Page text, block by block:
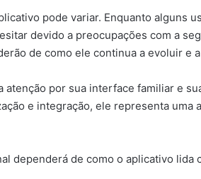
pode variar. Enquanto alguns
devido a preocupações com a
de como ele continua a evoluir e
por sua interface familiar e
e integração, ele representa uma
dependerá de como o aplicativo lida